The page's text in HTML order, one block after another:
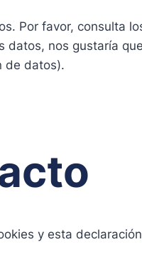
Por favor, consulta
nos gustaría
de datos).
y esta